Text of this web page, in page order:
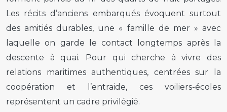
Les récits d’anciens embarqués évoquent surtout
des amitiés durables, une « famille de mer » avec
laquelle on garde le contact longtemps après la
descente à quai. Pour qui cherche à vivre des
relations maritimes authentiques, centrées sur la
coopération et l’entraide, ces voiliers-écoles
représentent un cadre privilégié.